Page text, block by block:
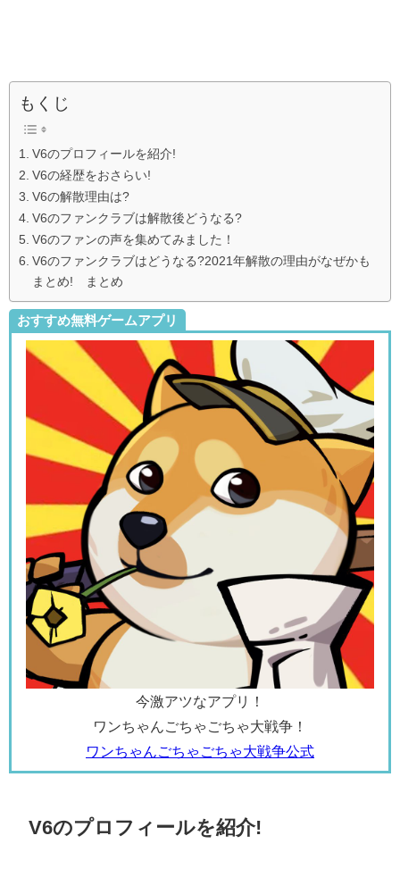
もくじ
V6のプロフィールを紹介!
V6の経歴をおさらい!
V6の解散理由は?
V6のファンクラブは解散後どうなる?
V6のファンの声を集めてみました！
V6のファンクラブはどうなる?2021年解散の理由がなぜかも
まとめ! まとめ
おすすめ無料ゲームアプリ
今激アツなアプリ！
ワンちゃんごちゃごちゃ大戦争！
ワンちゃんごちゃごちゃ大戦争公式
V6のプロフィールを紹介!